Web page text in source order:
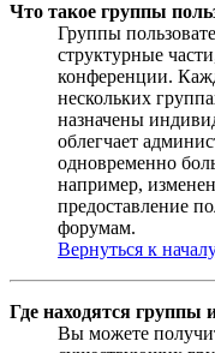
Что такое группы
Группы
структурные
конференции.
нескольких
назначены
облегчает
одновременно
например,
предоставление
форумам.
Вернуться к
Где находятся группы
Вы можете